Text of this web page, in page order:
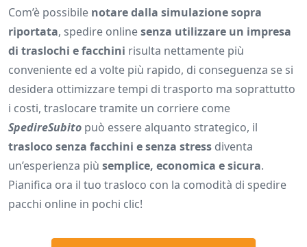
Com’è possibile notare dalla simulazione sopra
riportata, spedire onlinesenza utilizzare un impresa
di traslochi e facchini risulta nettamente più
conveniente ed a volte più rapido, di conseguenza se si
desidera ottimizzare tempi di trasporto ma soprattutto
i costi, traslocare tramite un corriere come
SpedireSubito può essere alquanto strategico, il
trasloco senza facchini e senza stress diventa
un’esperienza più semplice, economica e sicura.
Pianifica ora il tuo trasloco con la comodità di spedire
pacchi online in pochi clic!